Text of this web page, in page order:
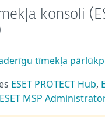
konsoli
tīmekļa
ESET PROTECT Hub,
ESET MSP Administrator